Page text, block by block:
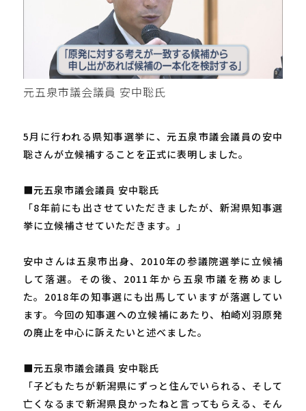
元五泉市議会議員 安中聡氏
5月に行われる県知事選挙に、元五泉市議会議員の安中
聡さんが立候補することを正式に表明しました。
■元五泉市議会議員 安中聡氏
「8年前にも出させていただきましたが、新潟県知事選
挙に立候補させていただきます。」
安中さんは五泉市出身、2010年の参議院選挙に立候補
して落選。その後、2011年から五泉市議を務めまし
た。2018年の知事選にも出馬していますが落選してい
ます。今回の知事選への立候補にあたり、柏崎刈羽原発
の廃止を中心に訴えたいと述べました。
■元五泉市議会議員 安中聡氏
「子どもたちが新潟県にずっと住んでいられる、そして
亡くなるまで新潟県良かったねと言ってもらえる、そん